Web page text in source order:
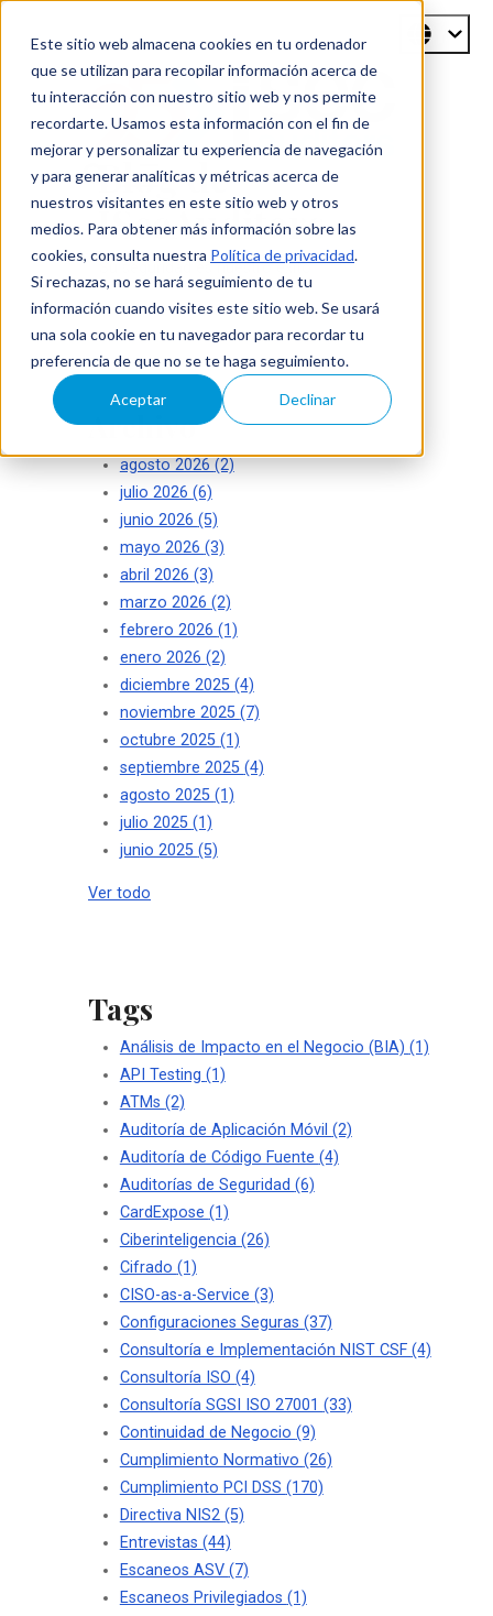
Este sitio web almacena cookies en tu ordenador
que se utilizan para recopilar información acerca de
tu interacción con nuestro sitio web y nos permite
recordarte. Usamos esta información con el fin de
mejorar y personalizar tu experiencia de navegación
y para generar analíticas y métricas acerca de
nuestros visitantes en este sitio web y otros
medios. Para obtener más información sobre las
cookies, consulta nuestra Política de privacidad.
Si rechazas, no se hará seguimiento de tu
información cuando visites este sitio web. Se usará
una sola cookie en tu navegador para recordar tu
preferencia de que no se te haga seguimiento.
Aceptar Declinar
Blog de
ISecAuditors
Su seguridad es nuestro éxito
Archivo
agosto 2026 (2)
julio 2026 (6)
junio 2026 (5)
mayo 2026 (3)
abril 2026 (3)
marzo 2026 (2)
febrero 2026 (1)
enero 2026 (2)
diciembre 2025 (4)
noviembre 2025 (7)
octubre 2025 (1)
septiembre 2025 (4)
agosto 2025 (1)
julio 2025 (1)
junio 2025 (5)
Ver todo
Tags
Análisis de Impacto en el Negocio (BIA) (1)
API Testing (1)
ATMs (2)
Auditoría de Aplicación Móvil (2)
Auditoría de Código Fuente (4)
Auditorías de Seguridad (6)
CardExpose (1)
Ciberinteligencia (26)
Cifrado (1)
CISO-as-a-Service (3)
Configuraciones Seguras (37)
Consultoría e Implementación NIST CSF (4)
Consultoría ISO (4)
Consultoría SGSI ISO 27001 (33)
Continuidad de Negocio (9)
Cumplimiento Normativo (26)
Cumplimiento PCI DSS (170)
Directiva NIS2 (5)
Entrevistas (44)
Escaneos ASV (7)
Escaneos Privilegiados (1)